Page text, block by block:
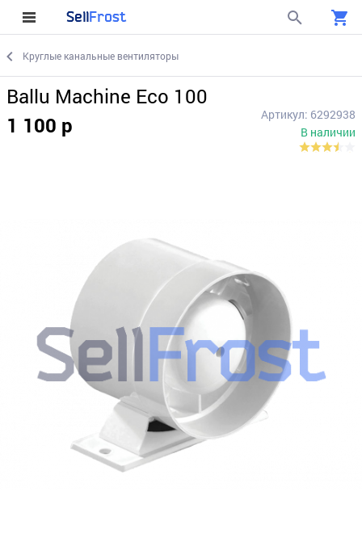
SellFrost
Круглые канальные вентиляторы
Ballu Machine Eco 100
1 100 р
Артикул: 6292938
В наличии